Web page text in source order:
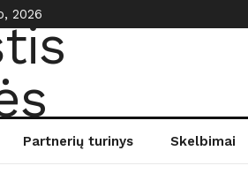
2026
Partnerių turinys Skelbimai